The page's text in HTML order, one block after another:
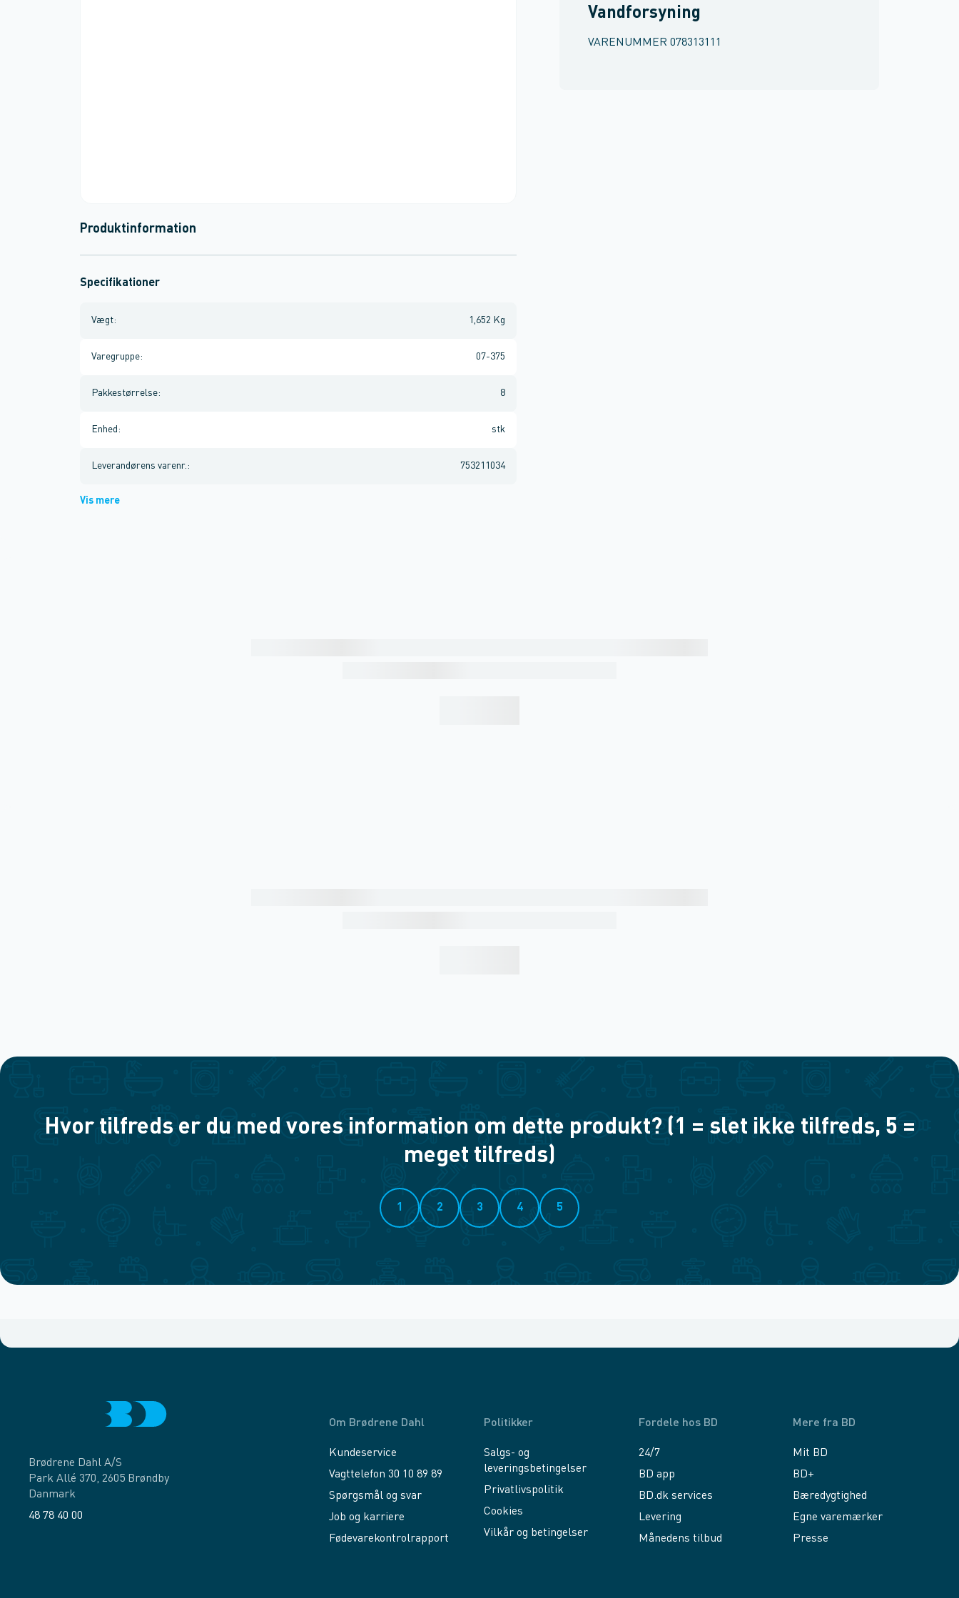
Vandforsyning
VARENUMMER 078313111
Produktinformation
Specifikationer
Vægt: 1,652 Kg
Varegruppe: 07-375
Pakkestørrelse: 8
Enhed : stk
Leverandørens varenr. : 753211034
Vis mere
Hvor tilfreds er du med vores information om dette produkt? (1 = slet ikke tilfreds, 5 =
meget tilfreds)
1 2 3 4 5
Brødrene Dahl A/S
Park Allé 370, 2605 Brøndby
Danmark
48 78 40 00
Om Brødrene Dahl
Kundeservice
Vagttelefon 30 10 89 89
Spørgsmål og svar
Job og karriere
Fødevarekontrolrapport
Politikker
Salgs- og
leveringsbetingelser
Privatlivspolitik
Cookies
Vilkår og betingelser
Fordele hos BD
24/7
BD app
BD.dk services
Levering
Månedens tilbud
Mere fra BD
Mit BD
BD+
Bæredygtighed
Egne varemærker
Presse